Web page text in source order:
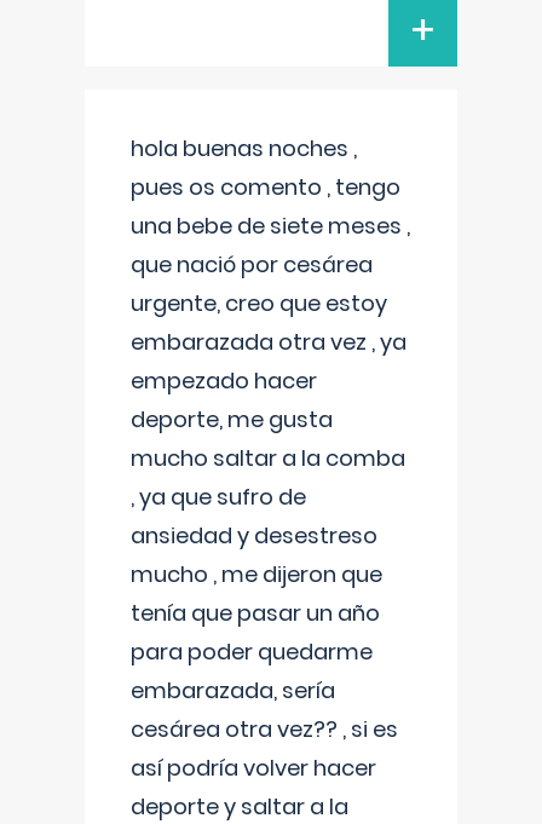
+
hola buenas noches ,
pues os comento , tengo
una bebe de siete meses ,
que nació por cesárea
urgente, creo que estoy
embarazada otra vez , ya
empezado hacer
deporte, me gusta
mucho saltar a la comba
, ya que sufro de
ansiedad y desestreso
mucho , me dijeron que
tenía que pasar un año
para poder quedarme
embarazada, sería
cesárea otra vez?? , si es
así podría volver hacer
deporte y saltar a la